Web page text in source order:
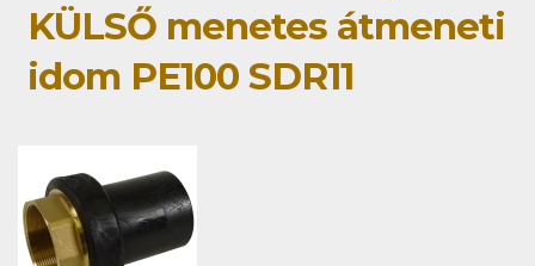
KÜLSŐ menetes átmeneti
idom PE100 SDR11